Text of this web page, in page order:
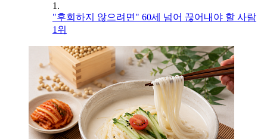
1.
"후회하지 않으려면" 60세 넘어 끊어내야 할 사람
1위